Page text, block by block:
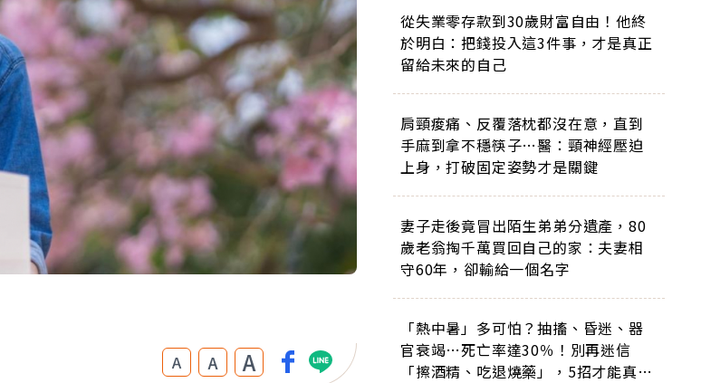
A A A
從失業零存款到30歲財富自由！他終
於明白：把錢投入這3件事，才是真正
留給未來的自己
肩頸痠痛、反覆落枕都沒在意，直到
手麻到拿不穩筷子…醫：頸神經壓迫
上身，打破固定姿勢才是關鍵
妻子走後竟冒出陌生弟弟分遺產，80
歲老翁掏千萬買回自己的家：夫妻相
守60年，卻輸給一個名字
「熱中暑」多可怕？抽搐、昏迷、器
官衰竭…死亡率達30％！別再迷信
「擦酒精、吃退燒藥」，5招才能真救